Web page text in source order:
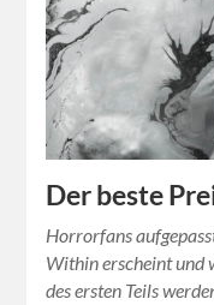
Der beste
Horrorfans
Within erscheint und
des ersten Teils